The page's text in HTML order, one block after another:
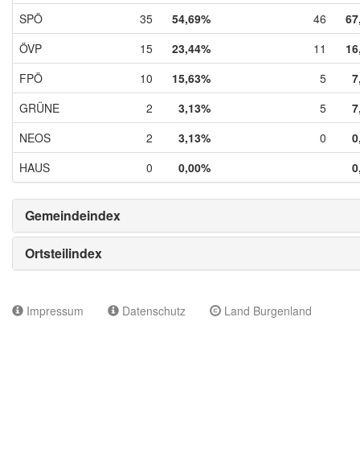
SPÖ 35 54,69% 46
ÖVP
15 23,44% 11
FPÖ
10 15,63% 5
GRÜNE
2 3,13% 5
NEOS
2 3,13% 0
HAUS
0 0,00%
Gemeindeindex
Ortsteilindex
Impressum Datenschutz Land Burgenland